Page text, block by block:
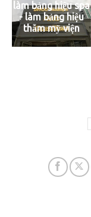
làm bảng hiệu spa
- làm bảng hiệu
thẫm mỹ viện